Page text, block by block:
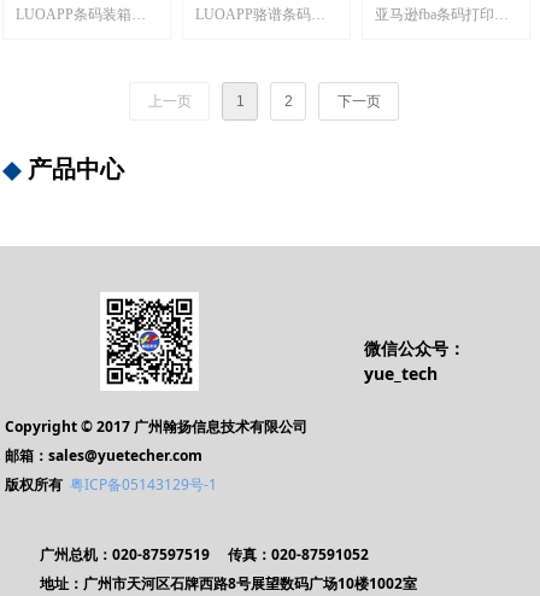
速资产清查。预留财
相符的良好管理效
果。为企业发挥固定
软件_LUOAPP骆谱
LUOAPP条码装箱关
单机版网络版_进
二次开发
LUOAPP骆谱条码仓
件，功能强大,操作方
便,可扩展性强
机标签打印程序_
持二次开发
亚马逊fba条码打印机
印
上一页
1 2 下一页
产品中心
微信公众号：
yue_tech
Copyright © 2017 广州翰扬信息技术有限公司
邮箱：sales@yuetecher.com
版权所有 粤ICP备05143129号-1
广州总机：020-87597519 传真：020-87591052
地址：广州市天河区石牌西路8号展望数码广场10楼1002室